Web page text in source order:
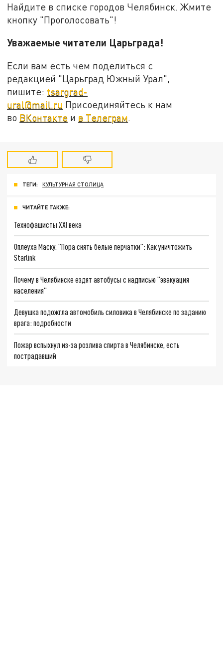
Найдите в списке городов Челябинск. Жмите
кнопку "Проголосовать"!
Уважаемые читатели Царьграда!
Если вам есть чем поделиться с
редакцией "Царьград Южный Урал",
пишите: tsargrad-
ural@mail.ru Присоединяйтесь к нам
во ВКонтакте и в Телеграм.
ТЕГИ: КУЛЬТУРНАЯ СТОЛИЦА
ЧИТАЙТЕ ТАКЖЕ:
Технофашисты XXI века
Оплеуха Маску. "Пора снять белые перчатки": Как уничтожить
Starlink
Почему в Челябинске ездят автобусы с надписью "эвакуация
населения"
Девушка подожгла автомобиль силовика в Челябинске по заданию
врага: подробности
Пожар вспыхнул из-за розлива спирта в Челябинске, есть
пострадавший